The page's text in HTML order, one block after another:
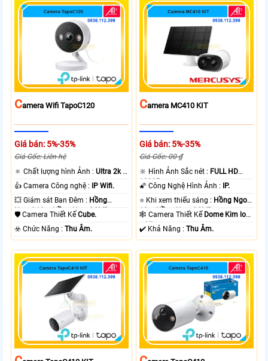
CAmera Wifi TapoC120
Giá bán: 5%-35%
Giá Gốc: Liên hệ
🔅 Chất lượng hình Ảnh :Ultra 2k +
.
👍 Camera Công nghệ :
IP Wifi.
💥 Giám sát Ban Đêm : Hồng
Ngoại 10m Hồng Ngoại SMD.
🛡 Camera Thiết KếCube.
️☣️ Chức Năng :Thu Âm.
CAmera MC410 KIT
Giá bán: 5%-35%
Giá Gốc: 00 ₫
🔆 Hình Ảnh Sắc nét : FULL HD
1080P .
🌠 Công Nghệ Hình Ảnh :
IP.
⭐ Khi xem thiếu sáng : Hồng Ngoại
10m Hồng Ngoại SMD.
🕸️ Camera Thiết Kế Dome Kim loại
+ Nhựa.
️✔️ Khả Năng :Thu Âm.